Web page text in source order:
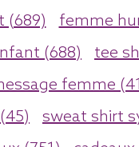
(689) femme
(688) tee
femme
sweat shirt